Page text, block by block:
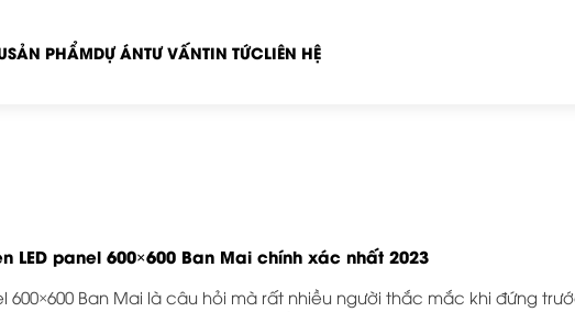
SẢN PHẨMDỰ ÁNTƯ VẤNTIN TỨCLIÊN HỆ
LED panel 600×600 Ban Mai chính xác nhất 2023
600×600 Ban Mai là câu hỏi mà rất nhiều người thắc mắc khi đứng